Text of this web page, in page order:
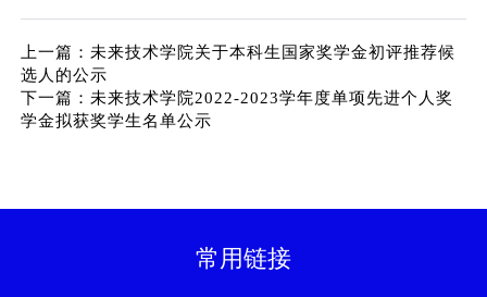
上一篇：未来技术学院关于本科生国家奖学金初评推荐候
选人的公示
下一篇：未来技术学院2022-2023学年度单项先进个人奖
学金拟获奖学生名单公示
常用链接